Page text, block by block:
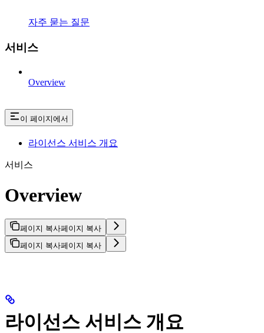
자주 묻는 질문
서비스
Overview
이 페이지에서
라이선스 서비스 개요
서비스
Overview
페이지 복사페이지 복사
페이지 복사페이지 복사
라이선스 서비스 개요